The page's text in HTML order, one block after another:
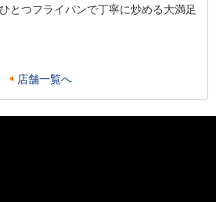
とつフライパンで丁寧に炒める大満足
店舗一覧へ